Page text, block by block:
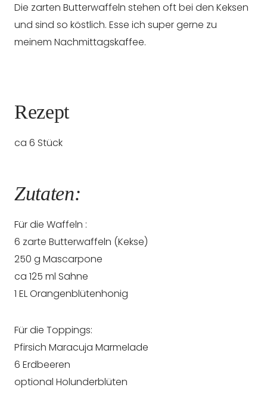
Die zarten Butterwaffeln stehen oft bei den Keksen
und sind so köstlich. Esse ich super gerne zu
meinem Nachmittagskaffee.
Rezept
ca 6 Stück
Zutaten:
Für die Waffeln :
6 zarte Butterwaffeln (Kekse)
250 g Mascarpone
ca 125 ml Sahne
1 EL Orangenblütenhonig
Für die Toppings:
Pfirsich Maracuja Marmelade
6 Erdbeeren
optional Holunderblüten